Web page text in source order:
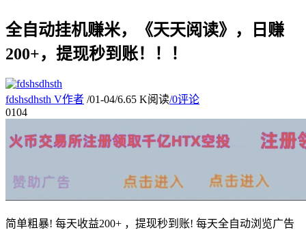
全自动挂机赚米，《天天阅读》，日赚
200+，提现秒到账！！！
fdshsdhsth V作者 /01-04/6.65 K阅读/0评论
0104
简单粗暴! 每天收益200+ ，提现秒到账! 每天全自动浏览广告